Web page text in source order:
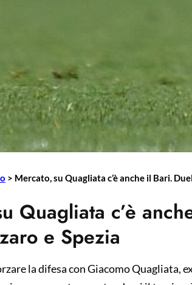
> Mercato, su Quagliata c’è anche il Bari.
Quagliata c’è
e Spezia
la difesa con Giacomo Quagliata,